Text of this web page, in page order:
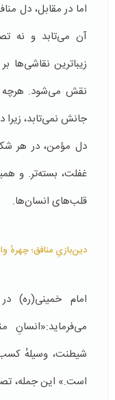
اما در مقابل، دل
آن می‌تابد و نه
زیباترین نقاشی‌ها
نقش می‌شود. هرچه
جانش نمی‌تابد،
دل مؤمن، در هر
غفلت، بسته‌تر. و
قلب‌های انسان‌ها.
دین‌بازیِ منافق؛ چهرهٔ
امام خمینی(ره)
می‌فرماید:«انسانِ
شیطنت، وسیلهٔ کسب
است.» این جمله،